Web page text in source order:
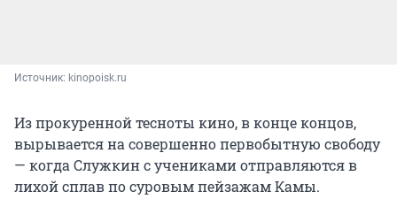
Источник: kinopoisk.ru
Из прокуренной тесноты кино, в конце концов,
вырывается на совершенно первобытную свободу
— когда Служкин с учениками отправляются в
лихой сплав по суровым пейзажам Камы.